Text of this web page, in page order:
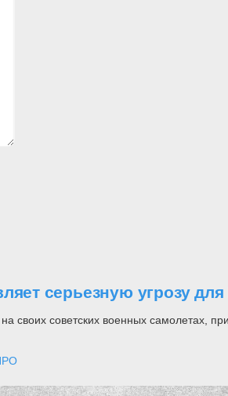
серьезную угрозу
своих советских военных самолетах,